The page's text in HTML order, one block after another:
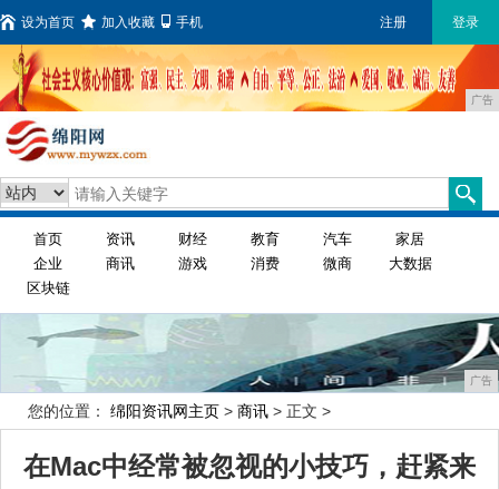
设为首页 加入收藏 手机 注册 登录
广告
首页 资讯 财经 教育 汽车
家居
企业
商讯 游戏 消费 微商
大数据
区块链
广告
您的位置： 绵阳资讯网主页 > 商讯 > 正文 >
在Mac中经常被忽视的小技巧，赶紧来